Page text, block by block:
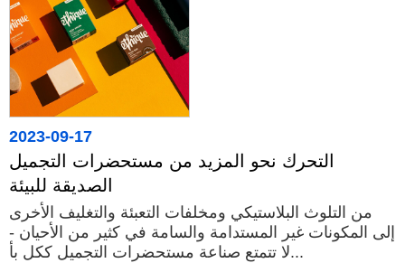
2023-09-17
التحرك نحو المزيد من مستحضرات التجميل
الصديقة للبيئة
من التلوث البلاستيكي ومخلفات التعبئة والتغليف الأخرى
إلى المكونات غير المستدامة والسامة في كثير من الأحيان -
لا تتمتع صناعة مستحضرات التجميل ككل بأ...